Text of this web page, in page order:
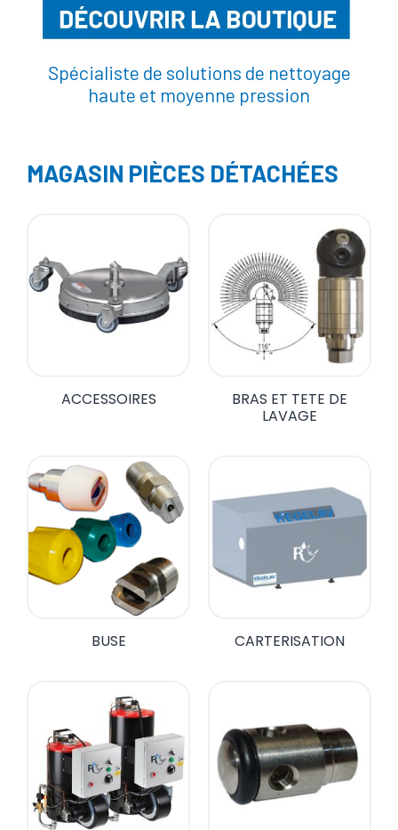
Spécialiste de solutions de nettoyage
haute et moyenne pression
MAGASIN PIÈCES DÉTACHÉES
ACCESSOIRES
BRAS ET TETE DE
LAVAGE
BUSE CARTERISATION